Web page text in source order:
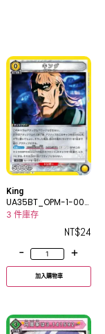
King
UA35BT_OPM-1-004
R
3 件庫存
NT$24
-
+
加入購物車